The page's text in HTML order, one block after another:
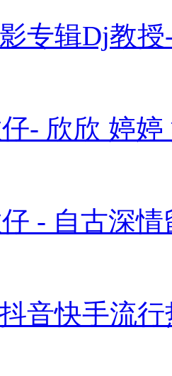
专辑Dj教授
- 欣欣 婷
- 自古深
音快手流